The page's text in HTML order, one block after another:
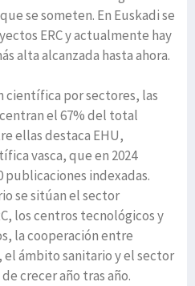
se someten. En Euskadi se
ERC y actualmente hay
alta alcanzada hasta ahora.
científica por sectores, las
el 67% del total
ellas destaca EHU,
vasca, que en 2024
publicaciones indexadas.
se sitúan el sector
los centros tecnológicos y
la cooperación entre
el ámbito sanitario y el sector
crecer año tras año.